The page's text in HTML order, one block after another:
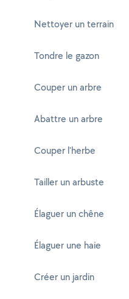
Nettoyer un terrain
Tondre le gazon
Couper un arbre
Abattre un arbre
Couper l'herbe
Tailler un arbuste
Élaguer un chêne
Élaguer une haie
Créer un jardin